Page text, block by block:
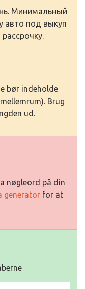
Минимальный
авто под выкуп
bør indeholde
Brug
ud.
nøgleord på din
generator for at